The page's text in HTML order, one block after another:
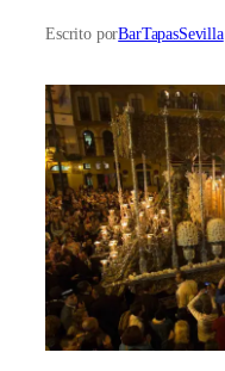
Escrito porBarTapasSevilla